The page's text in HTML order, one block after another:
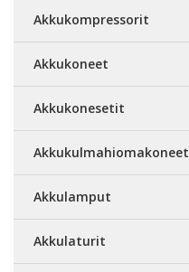
Akkukompressorit
Akkukoneet
Akkukonesetit
Akkukulmahiomakoneet
Akkulamput
Akkulaturit